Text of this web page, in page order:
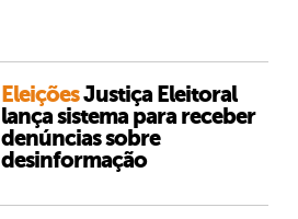
EleiçõesJustiça Eleitoral
lança sistema para receber
denúncias sobre
desinformação